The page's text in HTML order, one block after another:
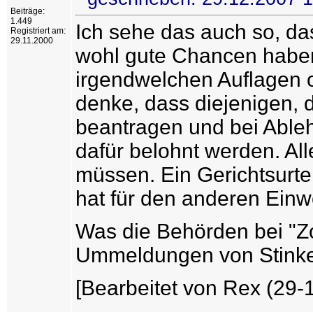
Beiträge:
1.449
Registriert am:
29.11.2000
Ich sehe das auch so,
wohl gute Chancen
irgendwelchen Auflagen
denke, dass diejenigen,
beantragen und bei
dafür belohnt werden.
müssen. Ein
hat für den anderen
Was die Behörden bei
Ummeldungen von
[Bearbeitet von Rex (29-